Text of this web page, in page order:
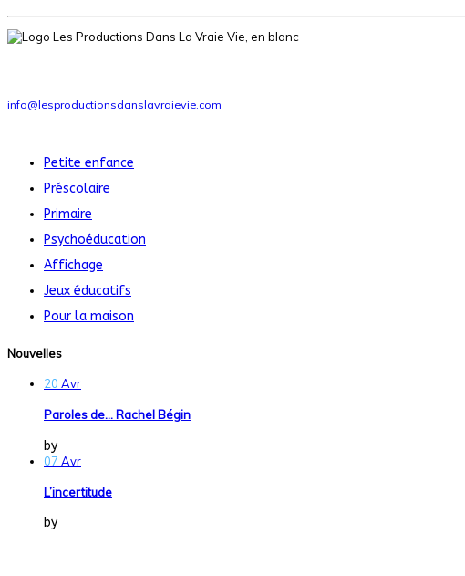
info@lesproductionsdanslavraievie.com
Petite enfance
Préscolaire
Primaire
Psychoéducation
Affichage
Jeux éducatifs
Pour la maison
Nouvelles
20 Avr
Paroles de… Rachel Bégin
by
07 Avr
L’incertitude
by